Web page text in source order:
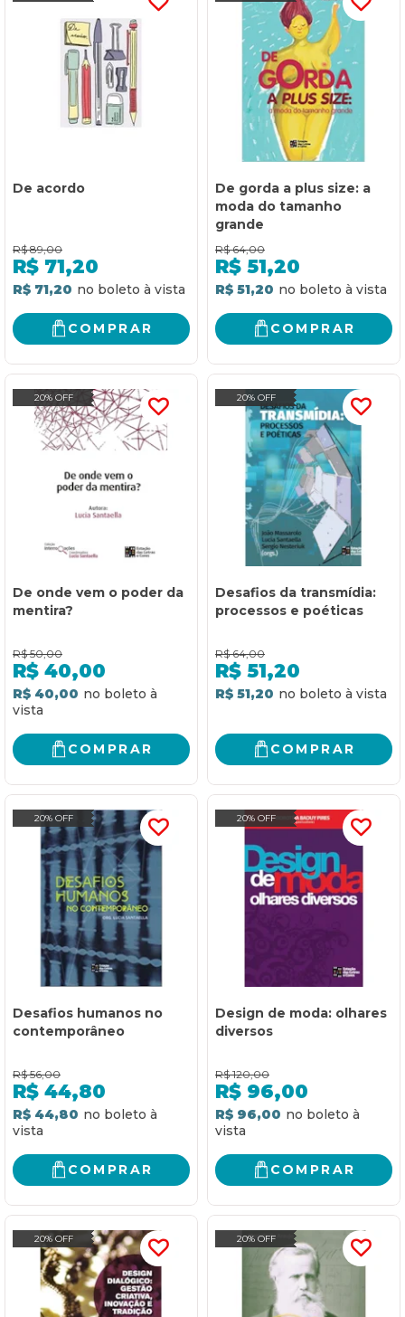
De acordo
R$ 89,00
R$ 71,20
R$ 71,20
COMPRAR
De gorda a plus size: a
moda do tamanho
grande
R$ 64,00
R$ 51,20
R$ 51,20
COMPRAR
20% OFF
De onde vem o poder da
mentira?
R$ 50,00
R$ 40,00
R$ 40,00
COMPRAR
20% OFF
Desafios da transmídia:
processos e poéticas
R$ 64,00
R$ 51,20
R$ 51,20
COMPRAR
20% OFF
Desafios humanos no
contemporâneo
R$ 56,00
R$ 44,80
R$ 44,80
COMPRAR
20% OFF
Design de moda: olhares
diversos
R$ 120,00
R$ 96,00
R$ 96,00
COMPRAR
20% OFF 20% OFF